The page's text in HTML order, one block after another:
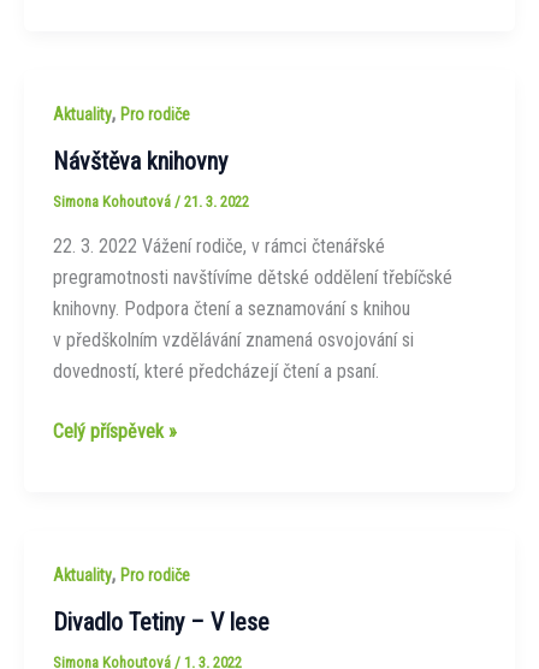
Aktuality, Pro rodiče
Návštěva knihovny
Simona Kohoutová / 21. 3. 2022
22. 3. 2022 Vážení rodiče, v rámci čtenářské
pregramotnosti navštívíme dětské oddělení třebíčské
knihovny. Podpora čtení a seznamování s knihou
v předškolním vzdělávání znamená osvojování si
dovedností, které předcházejí čtení a psaní.
Návštěva
Celý příspěvek »
Aktuality, Pro rodiče
Divadlo Tetiny – V lese
Simona Kohoutová / 1. 3. 2022